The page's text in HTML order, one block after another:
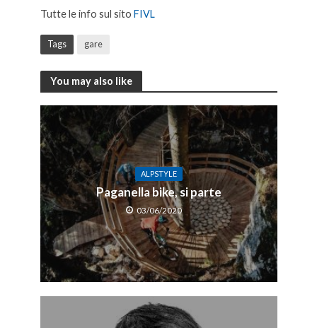
Tutte le info sul sito FIVL
Tags gare
You may also like
ALPSTYLE
Paganella bike, si parte
03/06/2020